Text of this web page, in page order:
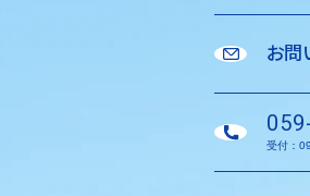
お問
受付：